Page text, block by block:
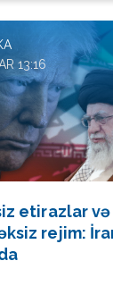
13:16
etirazlar və
rejim: